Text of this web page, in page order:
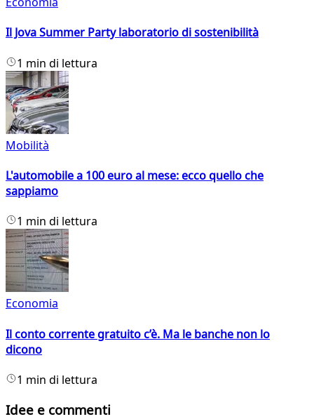
Il Jova Summer Party laboratorio di sostenibilità
1 min di lettura
Mobilità
L'automobile a 100 euro al mese: ecco quello che
sappiamo
1 min di lettura
Economia
Il conto corrente gratuito c’è. Ma le banche non lo
dicono
1 min di lettura
Idee e commenti